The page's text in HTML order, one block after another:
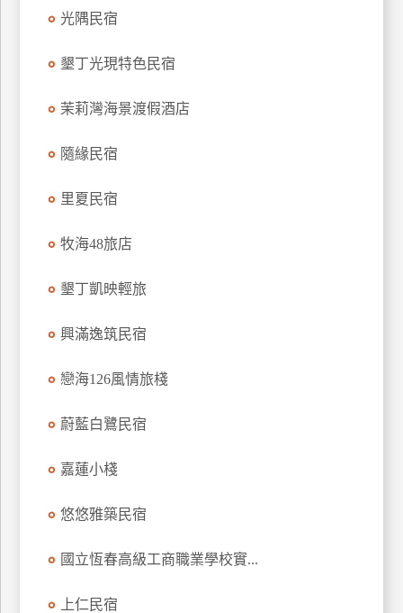
光隅民宿
墾丁光現特色民宿
茉莉灣海景渡假酒店
隨緣民宿
里夏民宿
牧海48旅店
墾丁凱映輕旅
興滿逸筑民宿
戀海126風情旅棧
蔚藍白鷺民宿
嘉蓮小棧
悠悠雅築民宿
國立恆春高級工商職業學校實...
上仁民宿